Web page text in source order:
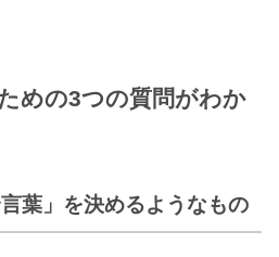
めの3つの質問がわか
葉」を決めるようなもの